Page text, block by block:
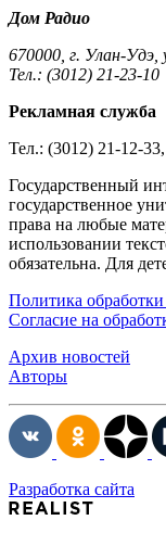
Дом Радио
670000, г. Улан-Удэ,
Тел.: (3012) 21-23-10
Рекламная служба
Тел.: (3012) 21-12-
Государственный
государственное
права на любые
использовании
обязательна. Для
Политика
Согласие на
Архив новостей
Авторы
Разработка сайта